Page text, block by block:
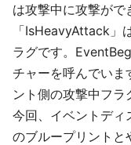
は攻撃中に攻撃が
「IsHeavyAttack」
ラグです。
チャーを呼んでいま
ント側の攻撃中フラ
今回、イベントディ
のブループリントと